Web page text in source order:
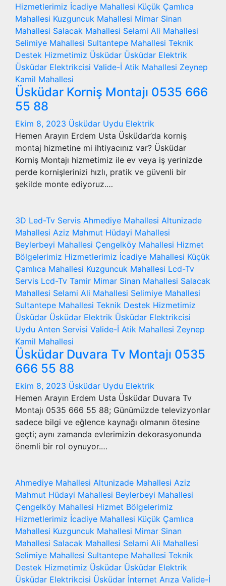
Hizmetlerimiz İcadiye Mahallesi Küçük Çamlıca
Mahallesi Kuzguncuk Mahallesi Mimar Sinan
Mahallesi Salacak Mahallesi Selami Ali Mahallesi
Selimiye Mahallesi Sultantepe Mahallesi Teknik
Destek Hizmetimiz Üsküdar Üsküdar Elektrik
Üsküdar Elektrikcisi Valide-İ Atik Mahallesi Zeynep
Kamil Mahallesi
Üsküdar Korniş Montajı 0535 666
55 88
Ekim 8, 2023 Üsküdar Uydu Elektrik
Hemen Arayın Erdem Usta Üsküdar’da korniş
montaj hizmetine mi ihtiyacınız var? Üsküdar
Korniş Montajı hizmetimiz ile ev veya iş yerinizde
perde kornişlerinizi hızlı, pratik ve güvenli bir
şekilde monte ediyoruz.…
3D Led-Tv Servis Ahmediye Mahallesi Altunizade
Mahallesi Aziz Mahmut Hüdayi Mahallesi
Beylerbeyi Mahallesi Çengelköy Mahallesi Hizmet
Bölgelerimiz Hizmetlerimiz İcadiye Mahallesi Küçük
Çamlıca Mahallesi Kuzguncuk Mahallesi Lcd-Tv
Servis Lcd-Tv Tamir Mimar Sinan Mahallesi Salacak
Mahallesi Selami Ali Mahallesi Selimiye Mahallesi
Sultantepe Mahallesi Teknik Destek Hizmetimiz
Üsküdar Üsküdar Elektrik Üsküdar Elektrikcisi
Uydu Anten Servisi Valide-İ Atik Mahallesi Zeynep
Kamil Mahallesi
Üsküdar Duvara Tv Montajı 0535
666 55 88
Ekim 8, 2023 Üsküdar Uydu Elektrik
Hemen Arayın Erdem Usta Üsküdar Duvara Tv
Montajı 0535 666 55 88; Günümüzde televizyonlar
sadece bilgi ve eğlence kaynağı olmanın ötesine
geçti; aynı zamanda evlerimizin dekorasyonunda
önemli bir rol oynuyor.…
Ahmediye Mahallesi Altunizade Mahallesi Aziz
Mahmut Hüdayi Mahallesi Beylerbeyi Mahallesi
Çengelköy Mahallesi Hizmet Bölgelerimiz
Hizmetlerimiz İcadiye Mahallesi Küçük Çamlıca
Mahallesi Kuzguncuk Mahallesi Mimar Sinan
Mahallesi Salacak Mahallesi Selami Ali Mahallesi
Selimiye Mahallesi Sultantepe Mahallesi Teknik
Destek Hizmetimiz Üsküdar Üsküdar Elektrik
Üsküdar Elektrikcisi Üsküdar İnternet Arıza Valide-İ